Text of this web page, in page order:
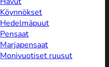
Köynnökset
Hedelmäpuut
Pensaat
Marjapensaat
Monivuotiset ruusut